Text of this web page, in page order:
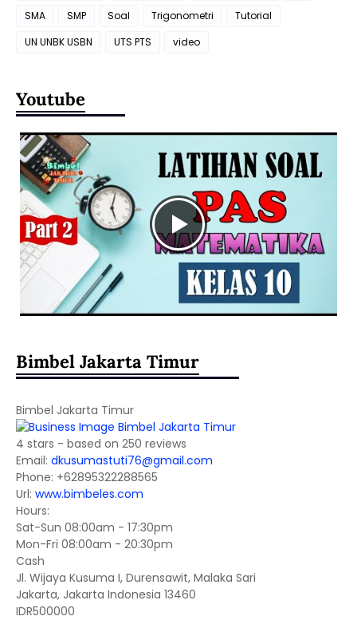
SMA
SMP Soal Trigonometri
Tutorial
UN UNBK USBN
UTS PTS video
Youtube
Bimbel Jakarta Timur
Bimbel Jakarta Timur
4 stars - based on 250 reviews
Email: dkusumastuti76@gmail.com
Phone: +62895322288565
Url: www.bimbeles.com
Hours:
Sat-Sun 08:00am - 17:30pm
Mon-Fri 08:00am - 20:30pm
Cash
Jl. Wijaya Kusuma I, Durensawit, Malaka Sari
Jakarta, Jakarta Indonesia 13460
IDR500000